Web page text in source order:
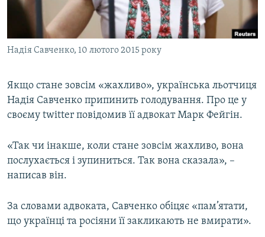
ВІДЕОУРОКИ «ELIFBE»
СВІДЧЕННЯ ОКУПАЦІЇ
УКРАЇНСЬКА ПРОБЛЕМА КРИМУ
Русский
Qırımtatar
Надія Савченко, 10 лютого 2015 року
Якщо стане зовсім «жахливо», українська льотчиця
Надія Савченко припинить голодування. Про це у
своєму twitter повідомив її адвокат Марк Фейгін.
«Так чи інакше, коли стане зовсім жахливо, вона
послухається і зупиниться. Так вона сказала», –
написав він.
За словами адвоката, Савченко обіцяє «пам’ятати,
що українці та росіяни її закликають не вмирати».